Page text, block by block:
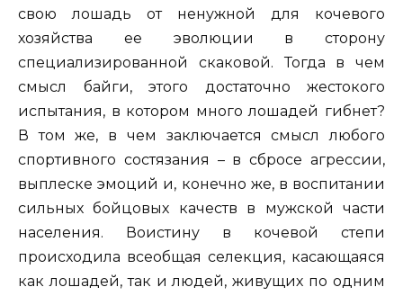
свою лошадь от ненужной для кочевого
хозяйства ее эволюции в сторону
специализированной скаковой. Тогда в чем
смысл байги, этого достаточно жестокого
испытания, в котором много лошадей гибнет?
В том же, в чем заключается смысл любого
спортивного состязания – в сбросе агрессии,
выплеске эмоций и, конечно же, в воспитании
сильных бойцовых качеств в мужской части
населения. Воистину в кочевой степи
происходила всеобщая селекция, касающаяся
как лошадей, так и людей, живущих по одним